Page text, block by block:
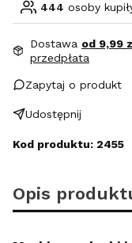
444 osoby
Dostawa od 9,99
przedpłata
Zapytaj o produkt
Udostępnij
Kod produktu: 2455
Opis